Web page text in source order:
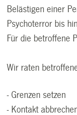
Belästigen einer
Psychoterror bis
Für die betroffene
Wir raten
- Grenzen setzen
- Kontakt